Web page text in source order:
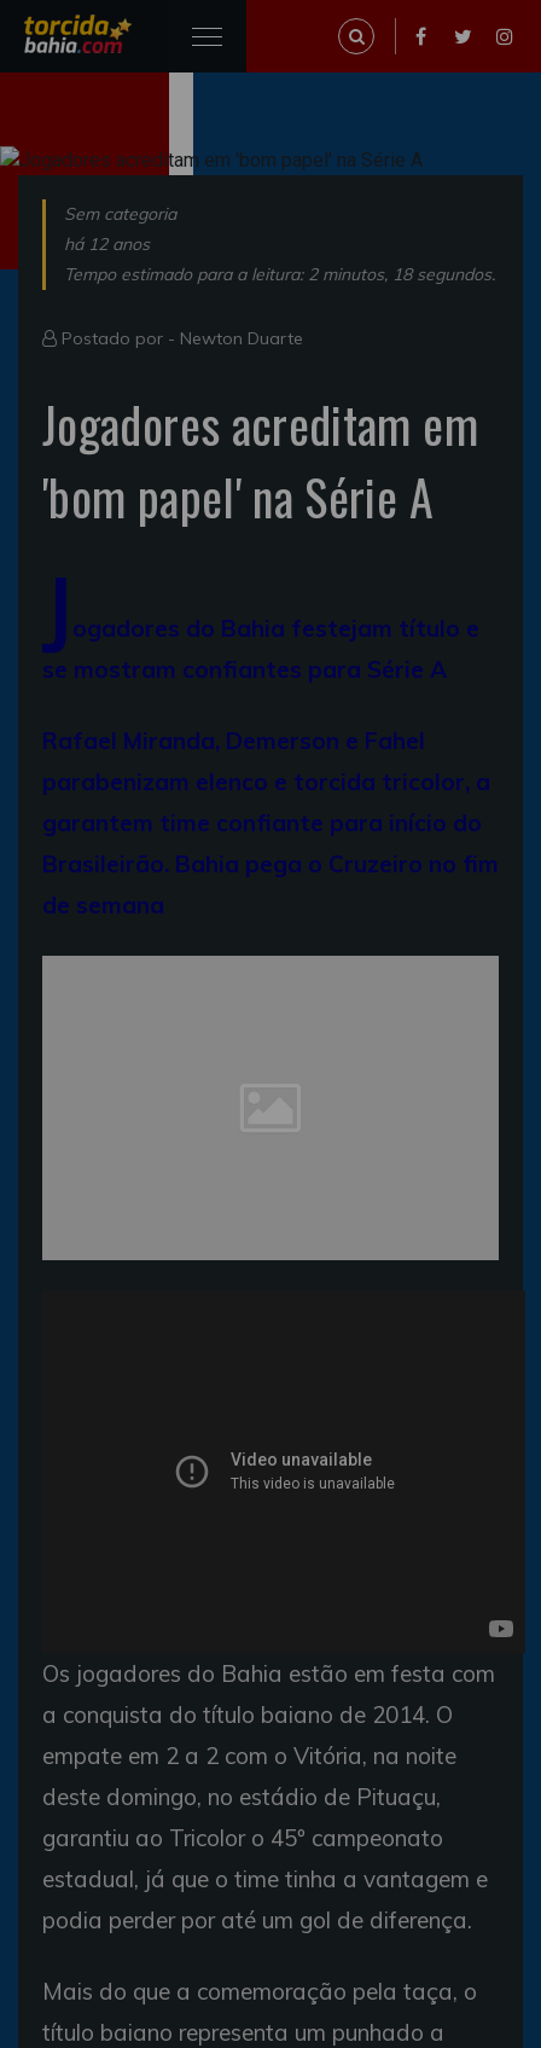
Sem categoria
há 12 anos
Tempo estimado para a leitura: 2 minutos, 18 segundos.
Postado por - Newton Duarte
Jogadores acreditam em
'bom papel' na Série A
J ogadores do Bahia festejam título e
se mostram confiantes para Série A
Rafael Miranda, Demerson e Fahel
parabenizam elenco e torcida tricolor, a
garantem time confiante para início do
Brasileirão. Bahia pega o Cruzeiro no fim
de semana
Os jogadores do Bahia estão em festa com
a conquista do título baiano de 2014. O
empate em 2 a 2 com o Vitória, na noite
deste domingo, no estádio de Pituaçu,
garantiu ao Tricolor o 45º campeonato
estadual, já que o time tinha a vantagem e
podia perder por até um gol de diferença.
Mais do que a comemoração pela taça, o
título baiano representa um punhado a